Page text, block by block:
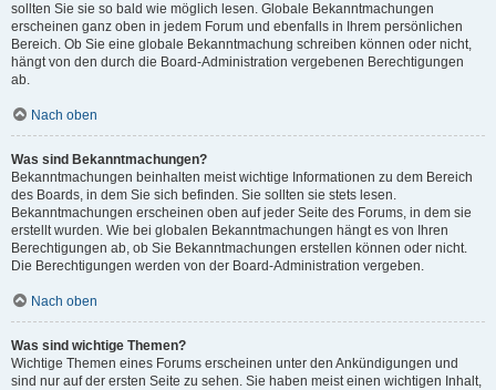
sollten Sie sie so bald wie möglich lesen. Globale Bekanntmachungen
erscheinen ganz oben in jedem Forum und ebenfalls in Ihrem persönlichen
Bereich. Ob Sie eine globale Bekanntmachung schreiben können oder nicht,
hängt von den durch die Board-Administration vergebenen Berechtigungen
ab.
Nach oben
Was sind Bekanntmachungen?
Bekanntmachungen beinhalten meist wichtige Informationen zu dem Bereich
des Boards, in dem Sie sich befinden. Sie sollten sie stets lesen.
Bekanntmachungen erscheinen oben auf jeder Seite des Forums, in dem sie
erstellt wurden. Wie bei globalen Bekanntmachungen hängt es von Ihren
Berechtigungen ab, ob Sie Bekanntmachungen erstellen können oder nicht.
Die Berechtigungen werden von der Board-Administration vergeben.
Nach oben
Was sind wichtige Themen?
Wichtige Themen eines Forums erscheinen unter den Ankündigungen und
sind nur auf der ersten Seite zu sehen. Sie haben meist einen wichtigen Inhalt,